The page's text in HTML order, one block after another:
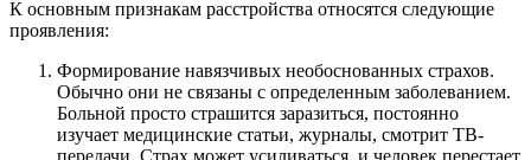
К основным признакам расстройства относятся следующие
проявления:
Формирование навязчивых необоснованных страхов.
Обычно они не связаны с определенным заболеванием.
Больной просто страшится заразиться, постоянно
изучает медицинские статьи, журналы, смотрит ТВ-
передачи. Страх может усиливаться, и человек перестает